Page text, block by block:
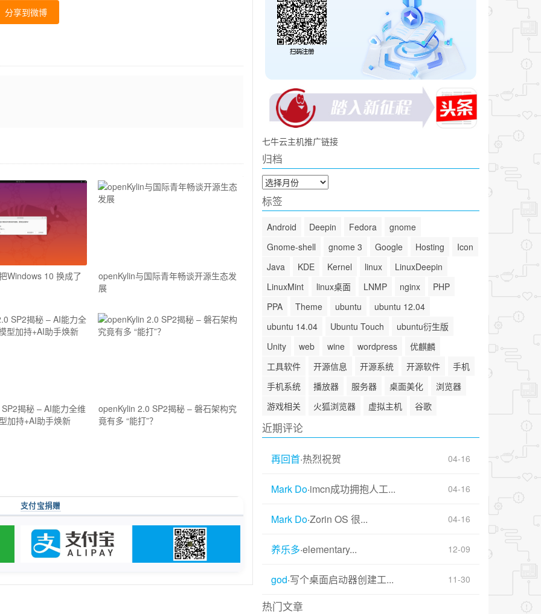
分享到微博
Windows 10 换成了
openKylin与国际青年畅谈开源生态发
展
揭秘 – AI能力全维
加持+AI助手焕新
openKylin 2.0 SP2揭秘 – 磐石架构究
竟有多 “能打”？
支付宝捐赠
七牛云主机推广链接
归档
归
档
标签
Android Deepin Fedora
gnome
Gnome-shell
gnome 3 Google Hosting
Icon
Java
KDE Kernel linux
LinuxDeepin
LinuxMint
linux桌面 LNMP nginx
PHP
PPA
Theme ubuntu
ubuntu 12.04
ubuntu 14.04
Ubuntu Touch
ubuntu衍生版
Unity
web wine wordpress
优麒麟
工具软件
开源信息 开源系统 开源软件
手机
手机系统
播放器 服务器 桌面美化
浏览器
游戏相关
火狐浏览器 虚拟主机 谷歌
近期评论
再回首·热烈祝贺 04-16
Mark Do·imcn成功拥抱人工... 04-16
Mark Do·Zorin OS 很... 04-16
养乐多·elementary... 12-09
god·写个桌面启动器创建工... 11-30
热门文章